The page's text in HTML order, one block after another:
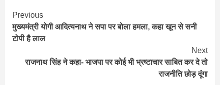
Continue
Reading
Previous
मुख्यमंत्री योगी आदित्यनाथ ने सपा पर बोला हमला, कहा खून से सनी
टोपी है लाल
Next
राजनाथ सिंह ने कहा- भाजपा पर कोई भी भ्रष्टाचार साबित कर दे तो
राजनीति छोड़ दूंगा